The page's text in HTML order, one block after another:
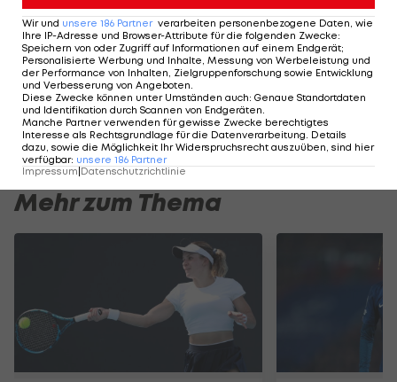
Olympia 2024: Erste
positive Coronafälle
Olympia
Mehr zum Thema
Wir und unsere 186 Partner verarbeiten personenbezogene Daten, wie
Ihre IP-Adresse und Browser-Attribute für die folgenden Zwecke:
Speichern von oder Zugriff auf Informationen auf einem Endgerät;
Personalisierte Werbung und Inhalte, Messung von Werbeleistung und
der Performance von Inhalten, Zielgruppenforschung sowie Entwicklung
und Verbesserung von Angeboten
Diese Zwecke können unter Umständen auch: Genaue Standortdaten
und Identifikation durch Scannen von Endgeräten
Manche Partner verwenden für gewisse Zwecke berechtigtes
Interesse als Rechtsgrundlage für die Datenverarbeitung. Details
dazu, sowie die Möglichkeit Ihr Widerspruchsrecht auszuüben, sind hier
verfügbar: unsere 186 Partner
Impressum|Datenschutzrichtlinie